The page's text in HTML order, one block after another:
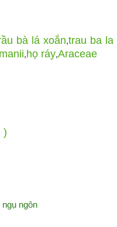
bà lá xoắn,trau ba la
,họ ráy,Araceae
)
ngôn